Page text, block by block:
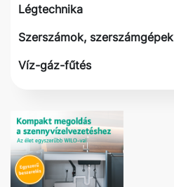
Légtechnika
Szerszámok, szerszámgépek
Víz-gáz-fűtés